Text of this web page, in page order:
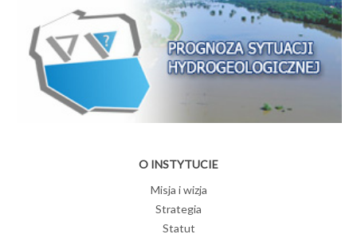
O INSTYTUCIE
Misja i wizja
Strategia
Statut